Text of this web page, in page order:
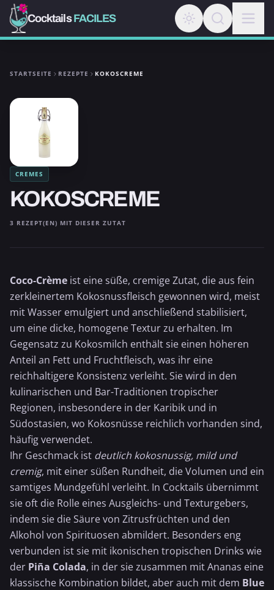
CocktailsFACILES
STARTSEITE REZEPTE KOKOSCREME
CREMES
KOKOSCREME
3 REZEPT(EN) MIT DIESER ZUTAT
Coco-Crème ist eine süße, cremige Zutat, die aus fein
zerkleinertem Kokosnussfleisch gewonnen wird, meist
mitWasser emulgiert und anschließend stabilisiert,
um eine dicke, homogene Textur zu erhalten. Im
Gegensatz zu Kokosmilch enthält sie einen höheren
Anteil an Fett und Fruchtfleisch, was ihr eine
reichhaltigere Konsistenz verleiht. Sie wird in den
kulinarischen und Bar-Traditionen tropischer
Regionen, insbesondere in der Karibik und in
Südostasien, wo Kokosnüsse reichlich vorhanden sind,
häufig verwendet.
Ihr Geschmack ist deutlich kokosnussig, mild und
cremig, mit einer süßen Rundheit, die Volumen und ein
samtiges Mundgefühl verleiht. In Cocktails übernimmt
sie oft die Rolle eines Ausgleichs- und Texturgebers,
indem sie die Säure von Zitrusfrüchten und den
Alkohol von Spirituosen abmildert. Besonders eng
verbunden ist sie mit ikonischen tropischen Drinks wie
der Piña Colada, in der sie zusammen mitAnanas eine
klassische Kombination bildet, aber auch mit dem Blue